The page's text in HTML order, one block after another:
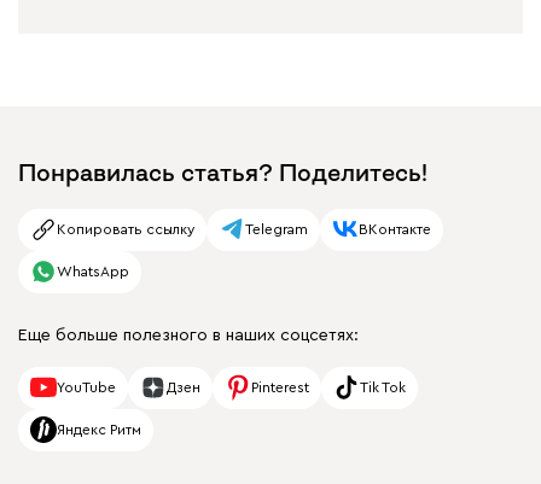
Понравилась статья? Поделитесь!
Копировать ссылку Telegram ВКонтакте
WhatsApp
Еще больше полезного в наших соцсетях:
YouTube Дзен Pinterest Tik Tok
Яндекс Ритм